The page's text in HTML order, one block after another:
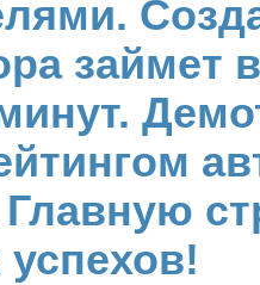
займет
Главную
успехов!